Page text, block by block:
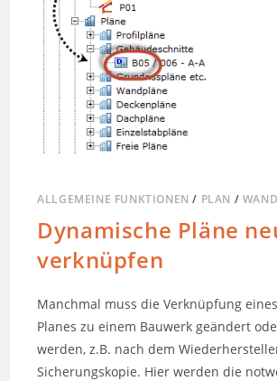
ALLGEMEINE FUNKTIONEN / PLAN /
Dynamische Pläne
verknüpfen
Manchmal muss die Verknüpfung
Planes zu einem Bauwerk geändert
werden, z.B. nach dem
Sicherungskopie. Hier werden die